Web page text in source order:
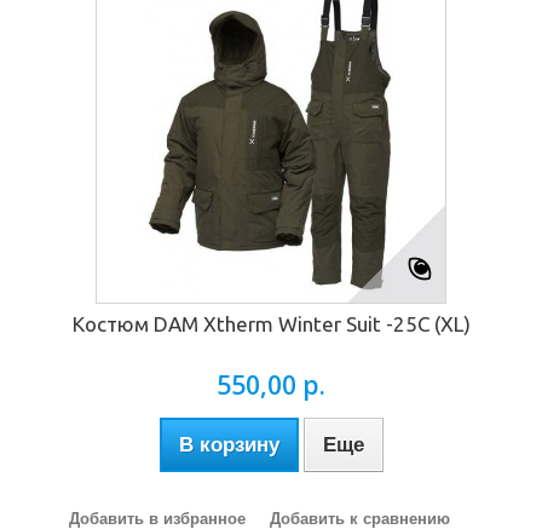
Костюм DAM Xtherm Winter Suit -25C (XL)
550,00 р.
В корзину Еще
Добавить в избранное Добавить к сравнению